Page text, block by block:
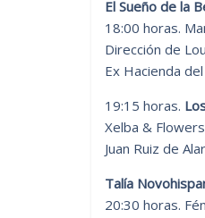
El Sueño de la
18:00 horas.
Dirección de
Ex Hacienda
19:15 horas.
Xelba &
Juan Ruiz de
Talía
20:30 horas.